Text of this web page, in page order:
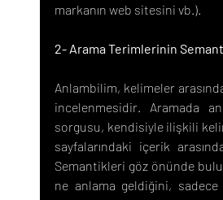
markanın web sitesini vb.).
2- Arama Terimlerinin
Anlambilim, kelimeler
incelenmesidir. Aramada
sorgusu, kendisiyle ilişkili
sayfalarındaki içerik
Semantikleri göz önünde
ne anlama geldiğini, sadece